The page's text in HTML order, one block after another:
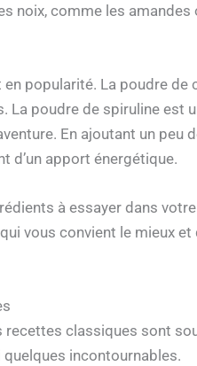
noix, comme les
popularité. La poudre de
La poudre de spiruline est
En ajoutant un peu
d’un apport énergétique.
à essayer dans
vous convient le mieux
recettes classiques sont
incontournables.